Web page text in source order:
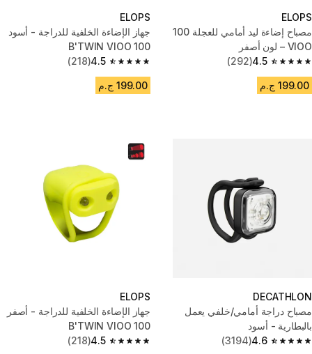
ELOPS
مصباح إضاءة ليد أمامي للعجلة 100
VIOO – لون أصفر
4.5
4.5 out of 5 stars from 292 reviews
(292)
199.00 ج.م
ELOPS
جهاز الإضاءة الخلفية للدراجة - أسود
B'TWIN VIOO 100
4.5
4.5 out of 5 stars from 218 reviews
(218)
199.00 ج.م
DECATHLON
مصباح دراجة أمامي/خلفي يعمل
بالبطارية - أسود
4.6
4.6 out of 5 stars from 3194 reviews
(3194)
ELOPS
جهاز الإضاءة الخلفية للدراجة - أصفر
B'TWIN VIOO 100
4.5
4.5 out of 5 stars from 218 reviews
(218)